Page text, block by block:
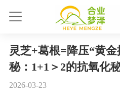
灵芝+葛根=降压“黄
秘：1+1＞2的抗氧化
2026-03-23